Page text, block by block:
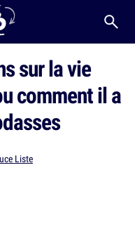
sur la vie
comment il a
Liste